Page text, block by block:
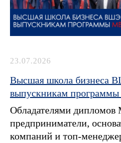
23.07.2026
Высшая школа бизнеса
выпускникам
Обладателями дипломов
предприниматели,
компаний и топ-